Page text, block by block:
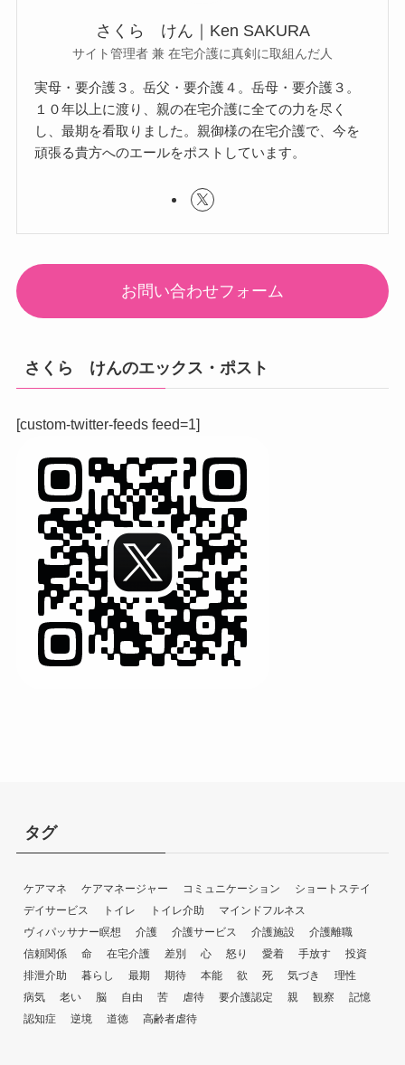
さくら けん｜Ken SAKURA
サイト管理者 兼 在宅介護に真剣に取組んだ人
実母・要介護３。岳父・要介護４。岳母・要介護３。
１０年以上に渡り、親の在宅介護に全ての力を尽く
し、最期を看取りました。親御様の在宅介護で、今を
頑張る貴方へのエールをポストしています。
お問い合わせフォーム
さくら けんのエックス・ポスト
[custom-twitter-feeds feed=1]
タグ
ケアマネ ケアマネージャー コミュニケーション
ショートステイ
デイサービス
トイレ トイレ介助
マインドフルネス
ヴィパッサナー瞑想
介護 介護サービス 介護施設
介護離職
信頼関係
命 在宅介護 差別 心 怒り 愛着 手放す
投資
排泄介助
暮らし 最期 期待 本能 欲 死 気づき
理性
病気
老い 脳 自由 苦 虐待 要介護認定 親 観察
記憶
認知症
逆境 道徳 高齢者虐待